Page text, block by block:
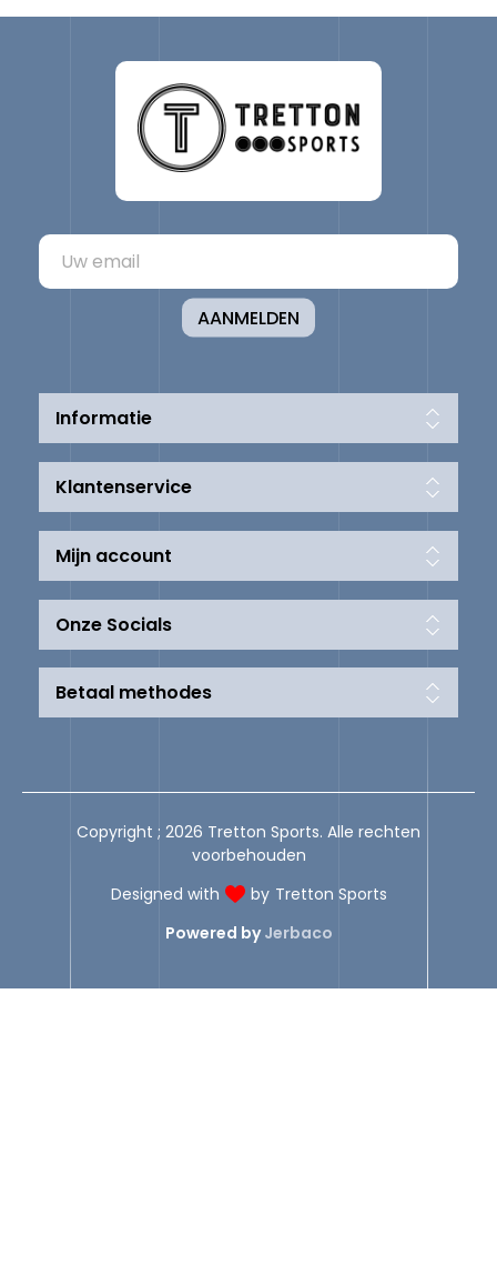
Informatie
Klantenservice
AANMELDEN
Mijn account
Onze Socials
Betaal methodes
Copyright ; 2026 Tretton Sports. Alle rechten
voorbehouden
Designed with
by Tretton Sports
Powered byJerbaco